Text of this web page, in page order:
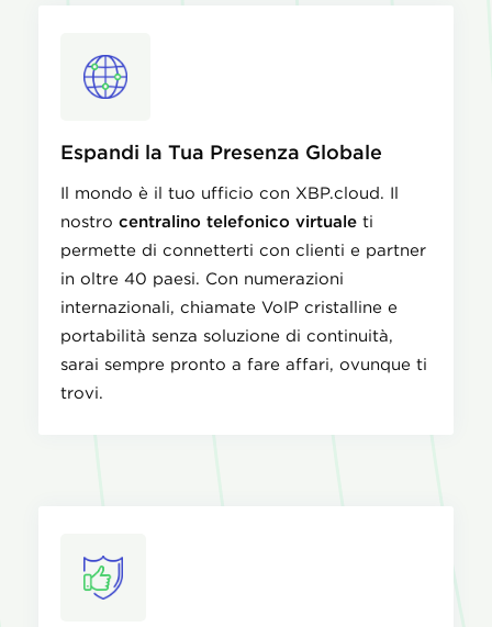
Espandi la Tua Presenza Globale
Il mondo è il tuo ufficio con XBP.cloud. Il
nostro centralino telefonico virtuale ti
permette di connetterti con clienti e partner
in oltre 40 paesi. Con numerazioni
internazionali, chiamate VoIP cristalline e
portabilità senza soluzione di continuità,
sarai sempre pronto a fare affari, ovunque ti
trovi.